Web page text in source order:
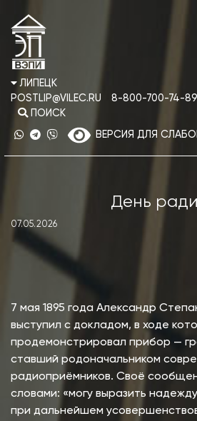
ЛИПЕЦК
POSTLIP@VILEC.RU
8-800-700-74-89
ПОИСК
ВЕРСИЯ ДЛЯ
День
07.05.2026
7 мая 1895 года Александр
выступил с докладом, в ходе
продемонстрировал прибор —
ставший родоначальником
радиоприёмников. Своё
словами: «могу выразить
при дальнейшем